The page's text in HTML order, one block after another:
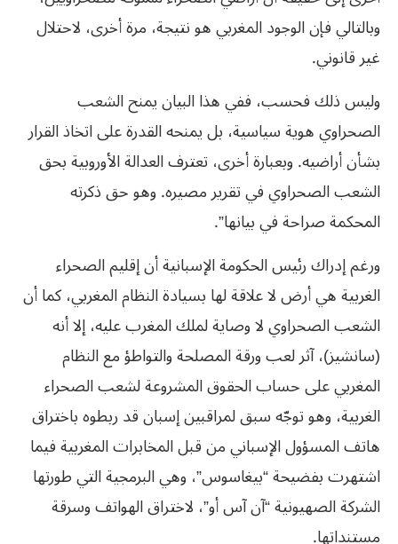
وبالتالي فإن الوجود المغربي هو نتيجة، مرة أخرى، لاحتلال
غير قانوني.
وليس ذلك فحسب، ففي هذا البيان يمنح الشعب
الصحراوي هوية سياسية، بل يمنحه القدرة على اتخاذ القرار
بشأن أراضيه. وبعبارة أخرى، تعترف العدالة الأوروبية بحق
الشعب الصحراوي في تقرير مصيره. وهو حق ذكرته
المحكمة صراحة في بيانها”.
ورغم إدراك رئيس الحكومة الإسبانية أن إقليم الصحراء
الغربية هي أرض لا علاقة لها بسيادة النظام المغربي، كما أن
الشعب الصحراوي لا وصاية لملك المغرب عليه، إلا أنه
(سانشيز)، آثر لعب ورقة المصلحة والتواطؤ مع النظام
المغربي على حساب الحقوق المشروعة لشعب الصحراء
الغربية، وهو توجّه سبق لمراقبين إسبان قد ربطوه باختراق
هاتف المسؤول الإسباني من قبل المخابرات المغربية فيما
اشتهرت بفضيحة “بيغاسوس”، وهي البرمجية التي طورتها
الشركة الصهيونية “آن آس أو”، لاختراق الهواتف وسرقة
مستنداتها.